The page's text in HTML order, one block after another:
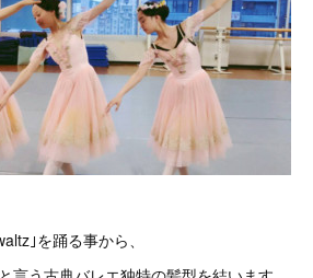
｣を踊る事から、